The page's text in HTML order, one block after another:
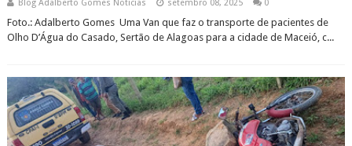
Blog Adalberto Gomes Noticias setembro 08, 2025 0
Foto.: Adalberto Gomes Uma Van que faz o transporte de pacientes de
Olho D’Água do Casado, Sertão de Alagoas para a cidade de Maceió, c...